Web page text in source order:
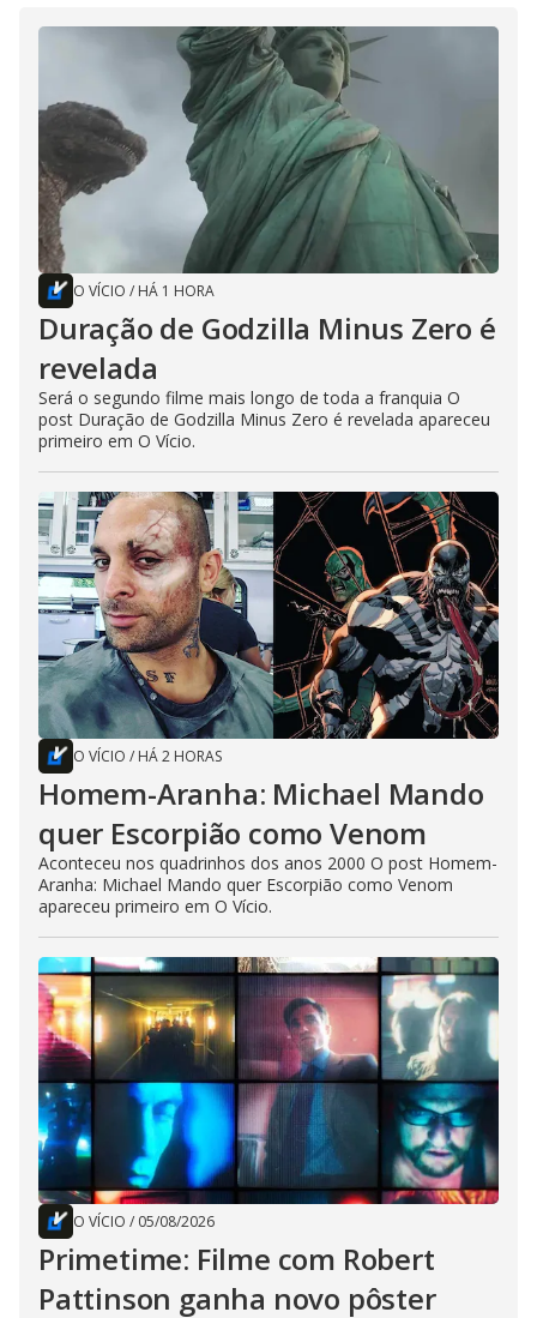
O VÍCIO / HÁ 1 HORA
Duração de Godzilla Minus Zero é
revelada
Será o segundo filme mais longo de toda a franquia O
post Duração de Godzilla Minus Zero é revelada apareceu
primeiro em O Vício.
O VÍCIO / HÁ 2 HORAS
Homem-Aranha: Michael Mando
quer Escorpião como Venom
Aconteceu nos quadrinhos dos anos 2000 O post Homem-
Aranha: Michael Mando quer Escorpião como Venom
apareceu primeiro em O Vício.
O VÍCIO / 05/08/2026
Primetime: Filme com Robert
Pattinson ganha novo pôster